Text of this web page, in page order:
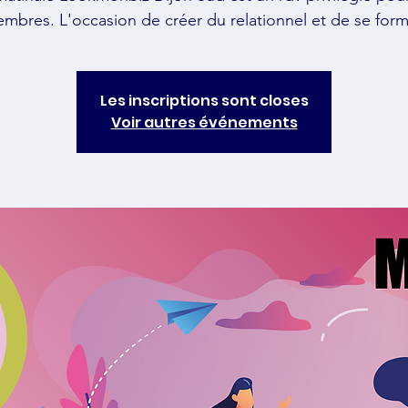
L'occasion de créer du relationnel et de se
Les inscriptions sont closes
Voir autres événements